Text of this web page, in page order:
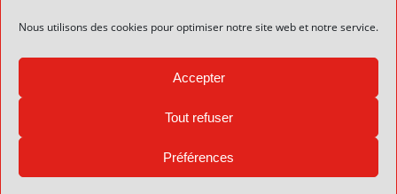
Nous utilisons des cookies pour optimiser notre site web et notre service.
Accepter
Tout refuser
Préférences